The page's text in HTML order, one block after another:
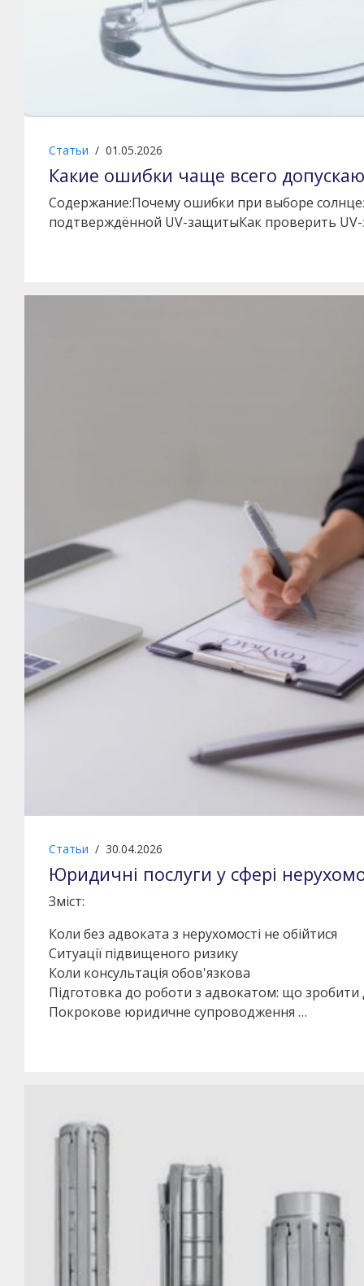
Статьи / 01.05.2026
Какие ошибки чаще всего
Содержание:Почему ошибки при выборе
подтверждённой UV-защитыКак проверить
Статьи / 30.04.2026
Юридичні послуги у сфері
Зміст:
Коли без адвоката з нерухомості не обійтися
Ситуації підвищеного ризику
Коли консультація обов'язкова
Підготовка до роботи з адвокатом: що зробити
Покрокове юридичне супроводження …